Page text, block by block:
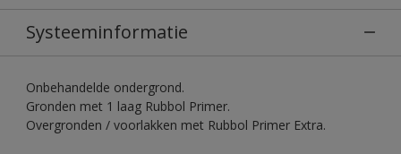
Systeeminformatie
Onbehandelde ondergrond.
Gronden met 1 laag Rubbol Primer.
Overgronden / voorlakken met Rubbol Primer Extra.